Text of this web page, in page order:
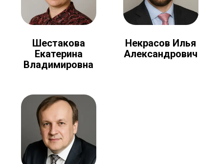
Шестакова
Екатерина
Владимировна
Некрасов Илья
Александрович